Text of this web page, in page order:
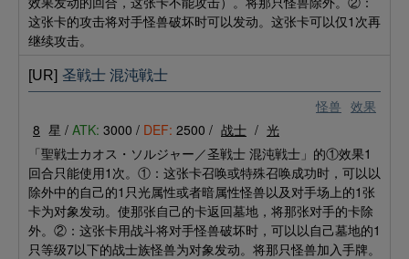
这张卡的攻击将对手怪兽破坏时可以发动。这张卡可以仅1次再
继续攻击。
怪兽 效果
[UR] 圣戦士 混沌戦士
8 星 / ATK: 3000 / DEF: 2500 / 战士 / 光
「聖戦士カオス・ソルジャー／圣戦士 混沌戦士」的①效果1
回合只能使用1次。①：这张卡召唤或特殊召唤成功时，可以以
除外中的自己的1只光属性或者暗属性怪兽以及对手场上的1张
卡为对象发动。使那张自己的卡返回墓地，将那张对手的卡除
外。②：这张卡用战斗将对手怪兽破坏时，可以以自己墓地的1
只等级7以下的战士族怪兽为对象发动。将那只怪兽加入手牌。